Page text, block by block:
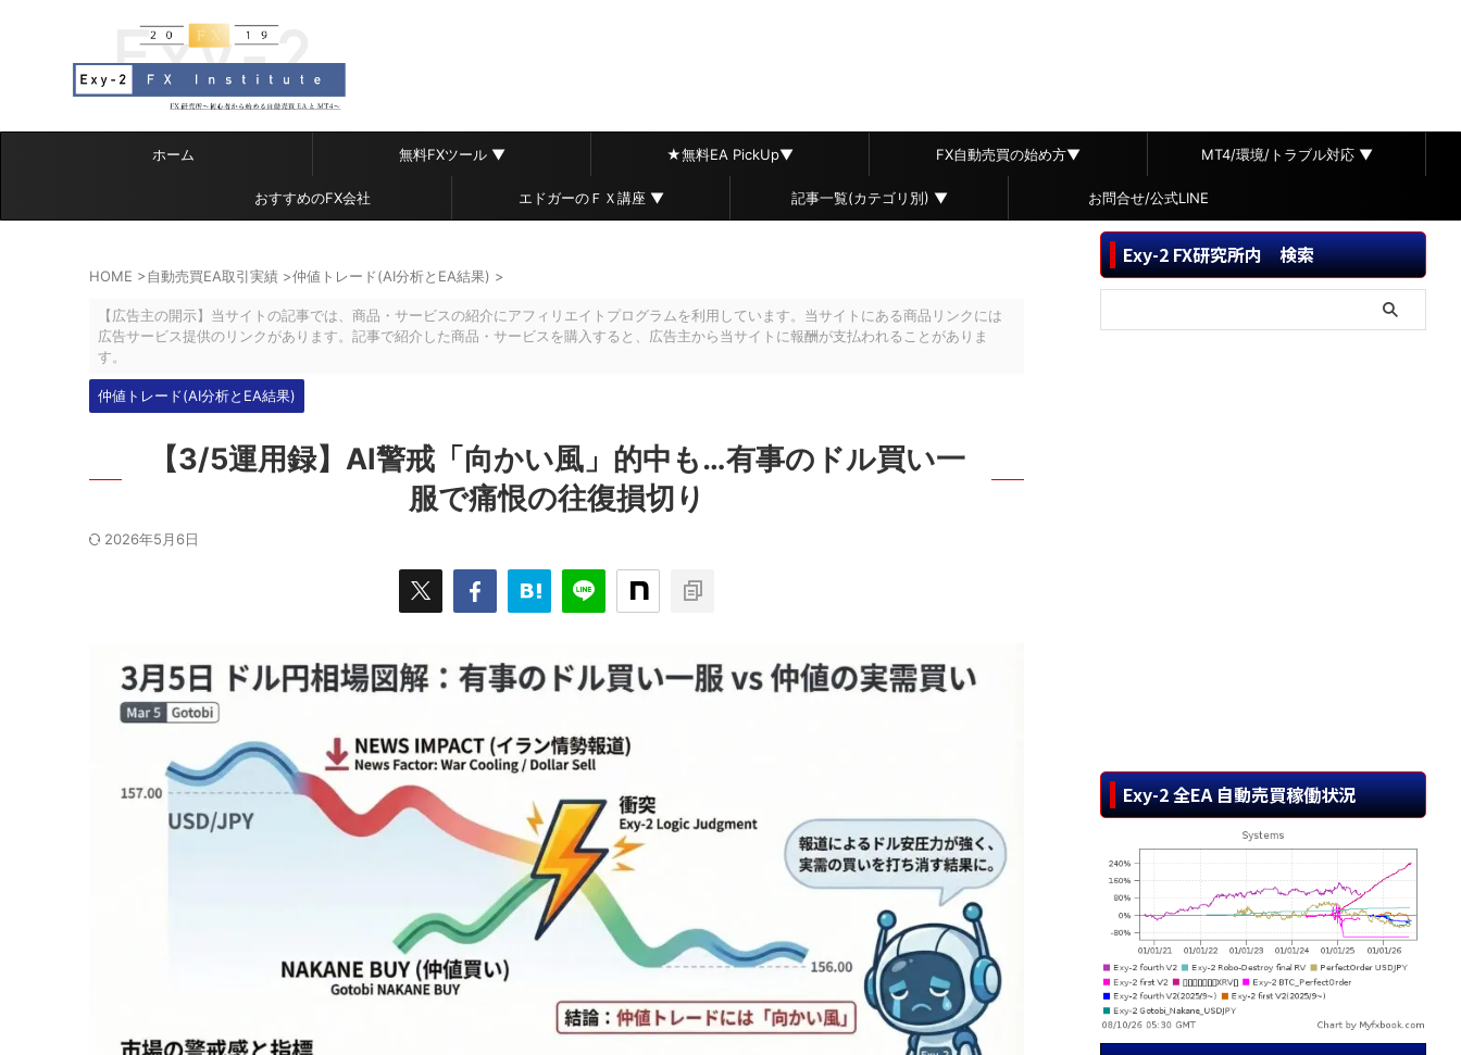
ホーム 無料FXツール ▼ ★無料EA PickUp▼ FX自動売買の始め方▼ MT4/環境/トラブル対応 ▼
おすすめのFX会社 エドガーのＦＸ講座 ▼ 記事一覧(カテゴリ別) ▼ お問合せ/公式LINE
HOME >自動売買EA取引実績 >仲値トレード(AI分析とEA結果) >
【広告主の開示】当サイトの記事では、商品・サービスの紹介にアフィリエイトプログラムを利用しています。当サイトにある商品リンクには
広告サービス提供のリンクがあります。記事で紹介した商品・サービスを購入すると、広告主から当サイトに報酬が支払われることがありま
す。
仲値トレード(AI分析とEA結果)
【3/5運用録】AI警戒「向かい風」的中も…有事のドル買い一
服で痛恨の往復損切り
2026年5月6日
Exy-2 FX研究所内 検索
Exy-2 全EA 自動売買稼働状況